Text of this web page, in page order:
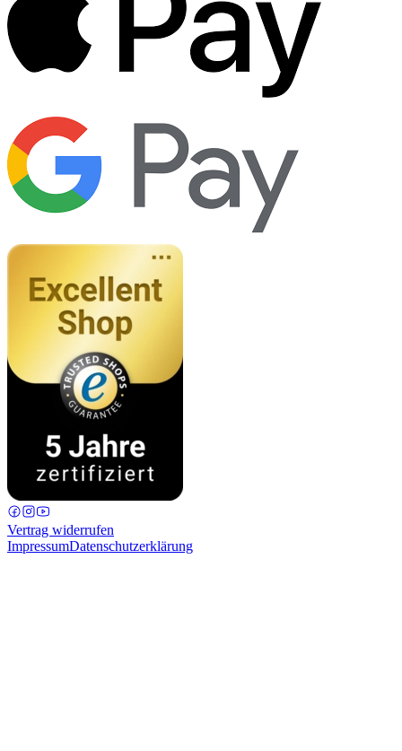
Vertrag widerrufen
ImpressumDatenschutzerklärung